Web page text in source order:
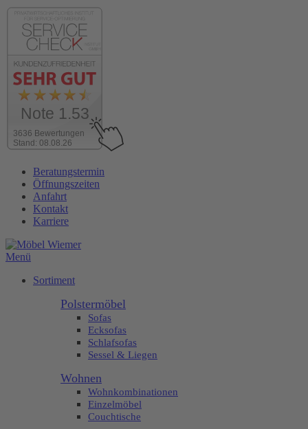
3636 Bewertungen
Stand: 08.08.26
Note 1.53
Inhalt
wechseln
Beratungstermin
Öffnungszeiten
Anfahrt
Kontakt
Karriere
Menü
Sortiment
Polstermöbel
Sofas
Ecksofas
Schlafsofas
Sessel & Liegen
Wohnen
Wohnkombinationen
Einzelmöbel
Couchtische